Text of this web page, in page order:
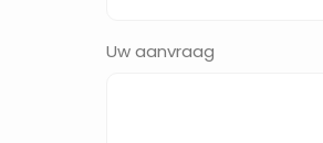
Uw aanvraag